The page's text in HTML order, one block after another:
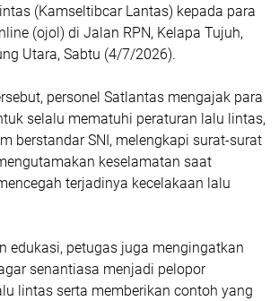
(Kamseltibcar Lantas) kepada para
(ojol) di Jalan RPN, Kelapa Tujuh,
Utara, Sabtu (4/7/2026).
personel Satlantas mengajak para
selalu mematuhi peraturan lalu lintas,
berstandar SNI, melengkapi surat-surat
keselamatan saat
terjadinya kecelakaan lalu
edukasi, petugas juga mengingatkan
senantiasa menjadi pelopor
lintas serta memberikan contoh yang